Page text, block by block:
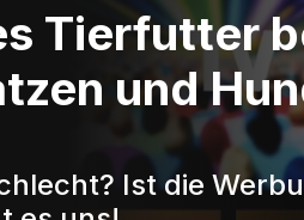
Tierfutter
und
Ist die